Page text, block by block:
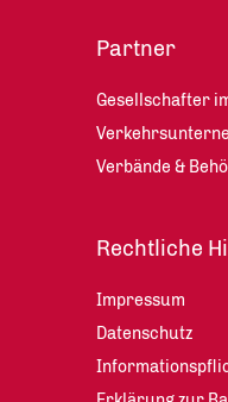
Partner
Gesellschafter
Verbände &
Rechtliche
Impressum
Datenschutz